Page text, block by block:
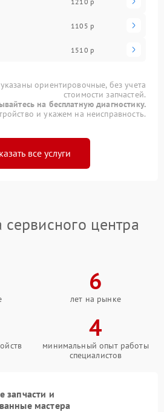
1105 р
1510 р
ориентировочные, без учета
стоимости запчастей.
на бесплатную диагностику.
и укажем на неисправность.
все услуги
центра
6
лет на рынке
4
минимальный опыт работы
специалистов
запчасти и
мастера